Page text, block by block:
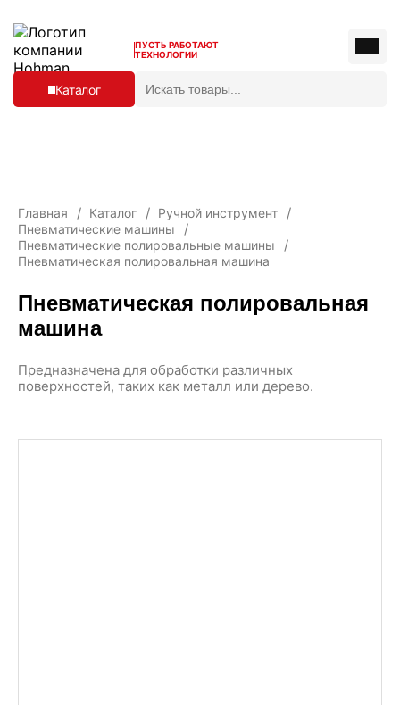
ПУСТЬ РАБОТАЮТ
ТЕХНОЛОГИИ
Каталог
В
е
п
р
о
с
О компании
Блог
op@hohman.ru
8 (492) 249-46-43
Главная Каталог
Ручной инструмент
Пневматические машины
Пневматические полировальные машины
Пневматическая полировальная машина
Пневматическая полировальная
машина
Предназначена для обработки различных
поверхностей, таких как металл или дерево.